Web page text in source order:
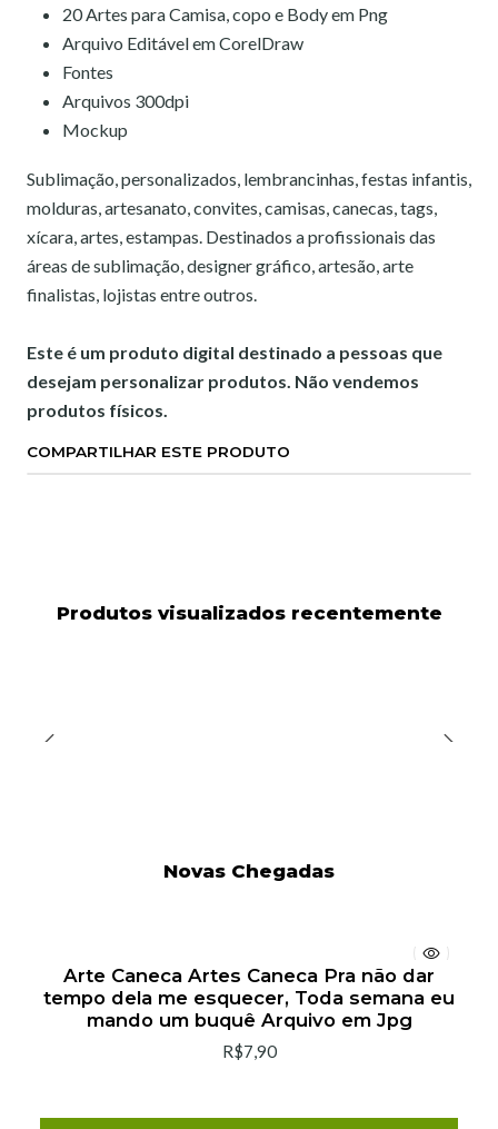
20 Artes para Camisa, copo e Body em Png
Arquivo Editável em CorelDraw
Fontes
Arquivos 300dpi
Mockup
Sublimação, personalizados, lembrancinhas, festas infantis,
molduras, artesanato, convites, camisas, canecas, tags,
xícara, artes, estampas. Destinados a profissionais das
áreas de sublimação, designer gráfico, artesão, arte
finalistas, lojistas entre outros.
Este é um produto digital destinado a pessoas que
desejam personalizar produtos. Não vendemos
produtos físicos.
COMPARTILHAR ESTE PRODUTO
Produtos visualizados recentemente
Novas Chegadas
Arte Caneca Artes Caneca Pra não dar
tempo dela me esquecer, Toda semana eu
mando um buquê Arquivo em Jpg
R$7,90